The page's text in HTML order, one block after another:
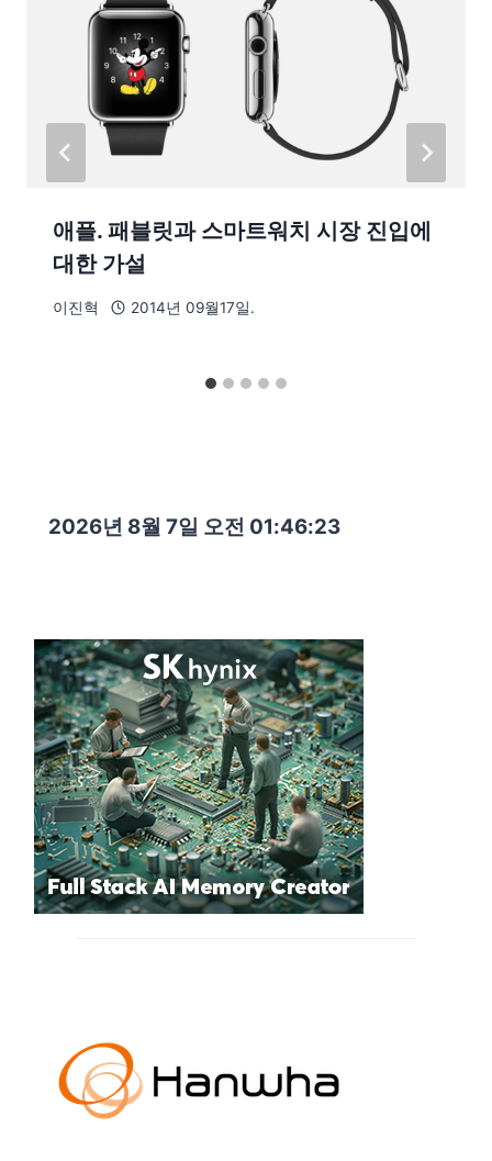
애플. 패블릿과 스마트워치 시장 진입에
대한 가설
이진혁 2014년 09월17일.
2026년 8월 7일 오전 01:46:24